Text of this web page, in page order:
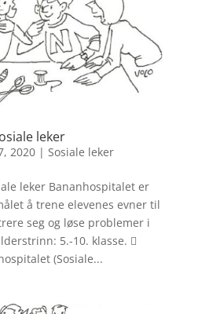
leker
2020| Sosiale leker
leker Bananhospitalet er
å trene elevenes evner til
seg og løse problemer i
5.-10. klasse. 
(Sosiale...